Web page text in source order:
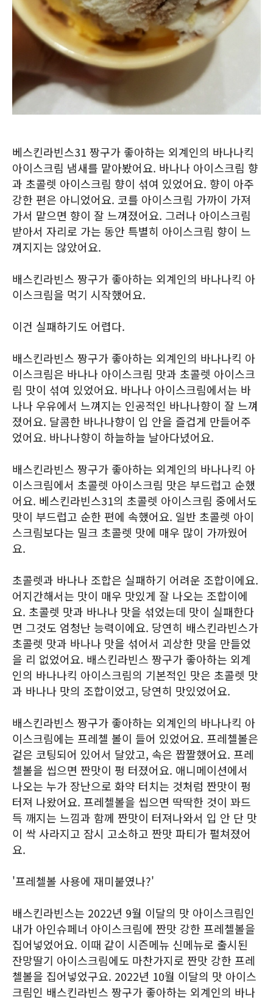
베스킨라빈스31 짱구가 좋아하는 외계인의 바나나킥
아이스크림 냄새를 맡아봤어요. 바나나 아이스크림 향
과 초콜렛 아이스크림 향이 섞여 있었어요. 향이 아주
강한 편은 아니었어요. 코를 아이스크림 가까이 가져
가서 맡으면 향이 잘 느껴졌어요. 그러나 아이스크림
받아서 자리로 가는 동안 특별히 아이스크림 향이 느
껴지지는 않았어요.
배스킨라빈스 짱구가 좋아하는 외계인의 바나나킥 아
이스크림을 먹기 시작했어요.
이건 실패하기도 어렵다.
배스킨라빈스 짱구가 좋아하는 외계인의 바나나킥 아
이스크림은 바나나 아이스크림 맛과 초콜렛 아이스크
림 맛이 섞여 있었어요. 바나나 아이스크림에서는 바
나나 우유에서 느껴지는 인공적인 바나나향이 잘 느껴
졌어요. 달콤한 바나나향이 입 안을 즐겁게 만들어주
었어요. 바나나향이 하늘하늘 날아다녔어요.
배스킨라빈스 짱구가 좋아하는 외계인의 바나나킥 아
이스크림에서 초콜렛 아이스크림 맛은 부드럽고 순했
어요. 베스킨라빈스31의 초콜렛 아이스크림 중에서도
맛이 부드럽고 순한 편에 속했어요. 일반 초콜렛 아이
스크림보다는 밀크 초콜렛 맛에 매우 많이 가까웠어
요.
초콜렛과 바나나 조합은 실패하기 어려운 조합이에요.
어지간해서는 맛이 매우 맛있게 잘 나오는 조합이에
요. 초콜렛 맛과 바나나 맛을 섞었는데 맛이 실패한다
면 그것도 엄청난 능력이에요. 당연히 배스킨라빈스가
초콜렛 맛과 바나나 맛을 섞어서 괴상한 맛을 만들었
을 리 없었어요. 배스킨라빈스 짱구가 좋아하는 외계
인의 바나나킥 아이스크림의 기본적인 맛은 초콜렛 맛
과 바나나 맛의 조합이었고, 당연히 맛있었어요.
배스킨라빈스 짱구가 좋아하는 외계인의 바나나킥 아
이스크림에는 프레첼 볼이 들어 있었어요. 프레첼볼은
겉은 코팅되어 있어서 달았고, 속은 짭짤했어요. 프레
첼볼을 씹으면 짠맛이 펑 터졌어요. 애니메이션에서
나오는 누가 장난으로 화약 터치는 것처럼 짠맛이 펑
터져 나왔어요. 프레첼볼을 씹으면 딱딱한 것이 꽈드
득 깨지는 느낌과 함께 짠맛이 터져나와서 입 안 단 맛
이 싹 사라지고 잠시 고소하고 짠맛 파티가 펼쳐졌어
요.
'프레첼볼 사용에 재미붙였나?'
배스킨라빈스는 2022년 9월 이달의 맛 아이스크림인
내가 아인슈페너 아이스크림에 짠맛 강한 프레첼볼을
집어넣었어요. 이때 같이 시즌메뉴 신메뉴로 출시된
잔망딸기 아이스크림에도 마찬가지로 짠맛 강한 프레
첼볼을 집어넣었구요. 2022년 10월 이달의 맛 아이스
크림인 배스킨라빈스 짱구가 좋아하는 외계인의 바나